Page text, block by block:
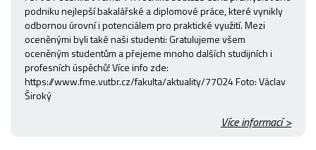
podniku nejlepší bakalářské a diplomové práce, které vynikly
odbornou úrovní i potenciálem pro praktické využití. Mezi
oceněnými byli také naši studenti: Gratulujeme všem
oceněným studentům a přejeme mnoho dalších studijních i
profesních úspěchů! Více info zde:
https://www.fme.vutbr.cz/fakulta/aktuality/77024 Foto: Václav
Široký
Více informací >